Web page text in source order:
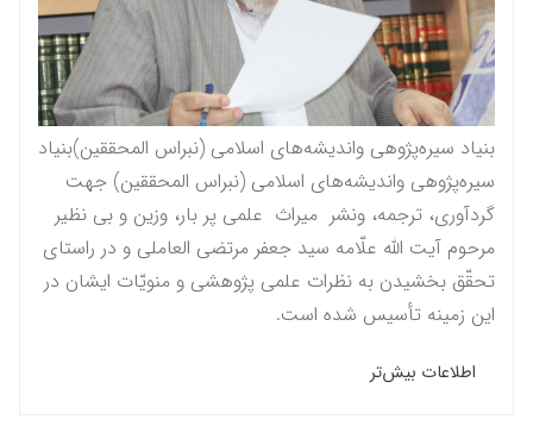
بنیاد سیره‌پژوهی واندیشه‌های اسلامی (نبراس المحققين)بنیاد
سیره‌پژوهی واندیشه‌های اسلامی (نبراس المحققين) جهت
گردآوری، ترجمه، ونشر میراث علمی پر بار، وزین و بی نظیر
مرحوم آيت الله علّامه سيد جعفر مرتضى العاملى و در راستاى
تحقّق بخشيدن به نظرات علمى پژوهشى و منویّات ايشان در
این زمینه تأسیس شده است.
اطلاعات بیش‌تر